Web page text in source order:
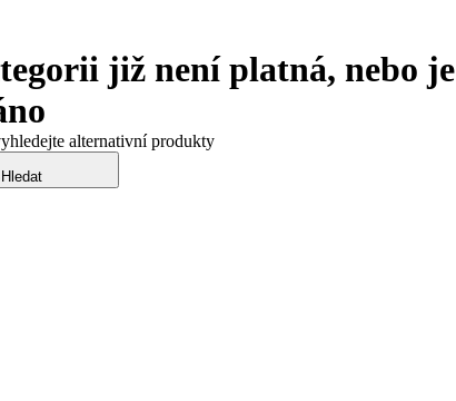
již není platná, nebo je
alternativní produkty
Hledat